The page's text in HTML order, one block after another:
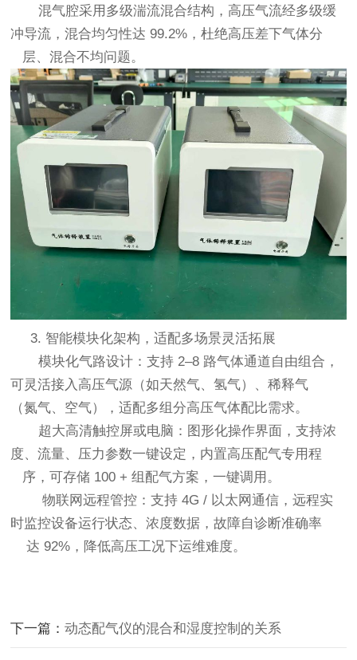
混气腔采用多级湍流混合结构，高压气流经多级缓
冲导流，混合均匀性达 99.2%，杜绝高压差下气体分
层、混合不均问题。
3. 智能模块化架构，适配多场景灵活拓展
模块化气路设计：支持 2–8 路气体通道自由组合，
可灵活接入高压气源（如天然气、氢气）、稀释气
（氮气、空气），适配多组分高压气体配比需求。
超大高清触控屏或电脑：图形化操作界面，支持浓
度、流量、压力参数一键设定，内置高压配气专用程
序，可存储 100 + 组配气方案，一键调用。
物联网远程管控：支持 4G / 以太网通信，远程实
时监控设备运行状态、浓度数据，故障自诊断准确率
达 92%，降低高压工况下运维难度。
下一篇：动态配气仪的混合和湿度控制的关系